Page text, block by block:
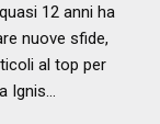
12 anni ha
nuove sfide,
al top per
Ignis...